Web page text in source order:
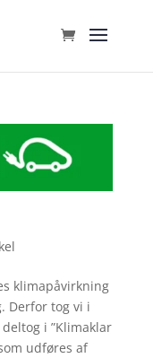
klimapåvirkning
Derfor tog vi i
i ”Klimaklar
udføres af